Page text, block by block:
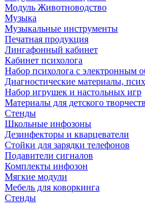
Модуль Животноводство
Музыка
Музыкальные инструменты
Печатная продукция
Лингафонный кабинет
Кабинет психолога
Набор психолога с электронным
Диагностические материалы,
Набор игрушек и настольных игр
Материалы для детского
Стенды
Школьные инфозоны
Дезинфекторы и кварцеватели
Стойки для зарядки телефонов
Подавители сигналов
Комплекты инфозон
Мягкие модули
Мебель для коворкинга
Стенды